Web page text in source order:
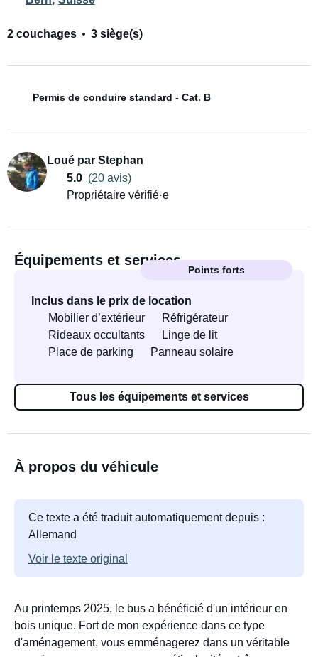
2 couchages 3 siège(s)
Permis de conduire standard - Cat. B
Loué par Stephan
5.0 (20 avis)
Propriétaire vérifié·e
Équipements et services
Points forts
Inclus dans le prix de location
Mobilier d’extérieur
Réfrigérateur
Rideaux occultants
Linge de lit
Place de parking
Panneau solaire
Tous les équipements et services
À propos du véhicule
Ce texte a été traduit automatiquement depuis :
Allemand
Voir le texte original
Au printemps 2025, le bus a bénéficié d'un intérieur en
bois unique. Fort de mon expérience dans ce type
d'aménagement, vous emménagerez dans un véritable